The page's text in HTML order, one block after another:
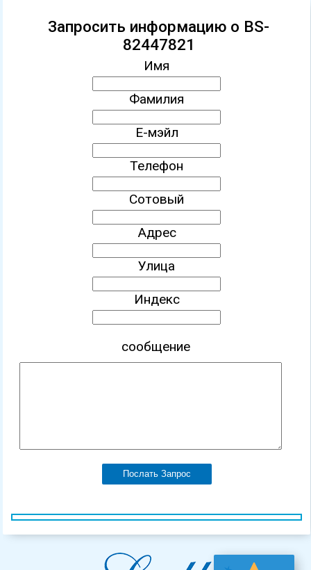
Запросить информацию о BS-
82447821
Имя
Фамилия
Е-мэйл
Телефон
Сотовый
Адрес
Улица
Индекс
сообщение
Послать Запрос